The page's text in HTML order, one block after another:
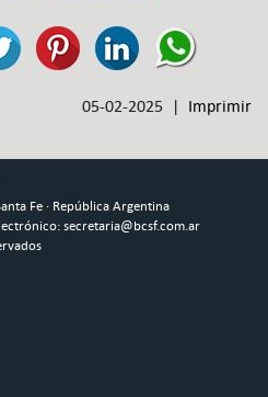
05-02-2025 | Imprimir
Fe · República Argentina
secretaria@bcsf.com.ar